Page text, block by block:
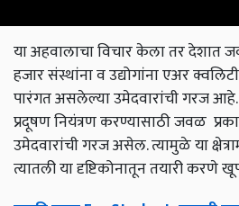
या अहवालाचा विचार केला तर
हजार संस्थांना व उद्योगांना एअर
पारंगत असलेल्या उमेदवारांची गरज
प्रदूषण नियंत्रण करण्यासाठी जवळ
उमेदवारांची गरज असेल. त्यामुळे या
त्यातली या दृष्टिकोनातून तयारी